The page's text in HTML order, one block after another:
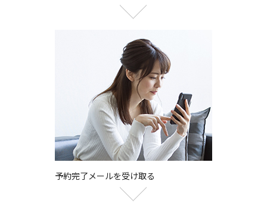
予約完了メールを受け取る